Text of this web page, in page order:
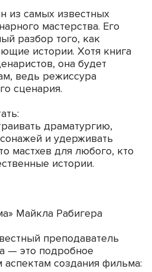
из самых известных
мастерства. Его
разбор того, как
истории. Хотя книга
она будет
ведь режиссура
сценария.
драматургию,
и удерживать
мастхев для любого, кто
истории.
Майкла Рабигера
преподаватель
— это подробное
создания фильма: